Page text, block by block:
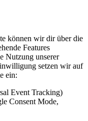
können wir dir über die
Features
Nutzung unserer
setzen wir auf
ein:
Event Tracking)
Consent Mode,